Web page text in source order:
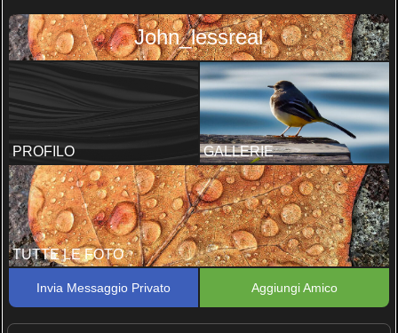
John_lessreal
PROFILO GALLERIE
TUTTE LE FOTO
Invia Messaggio Privato Aggiungi Amico